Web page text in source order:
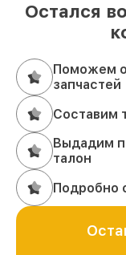
Остался
Поможем
запчастей
Составим
Выдадим
талон
Подробно